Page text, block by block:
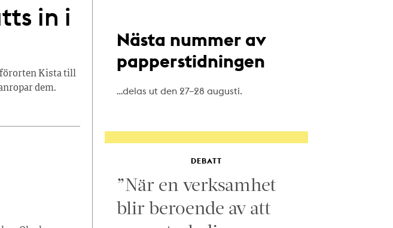
in i
Kista till
dem.
Nästa nummer av
papperstidningen
…delas ut den 27–28 augusti.
DEBATT
”När en verksamhet
blir beroende av att